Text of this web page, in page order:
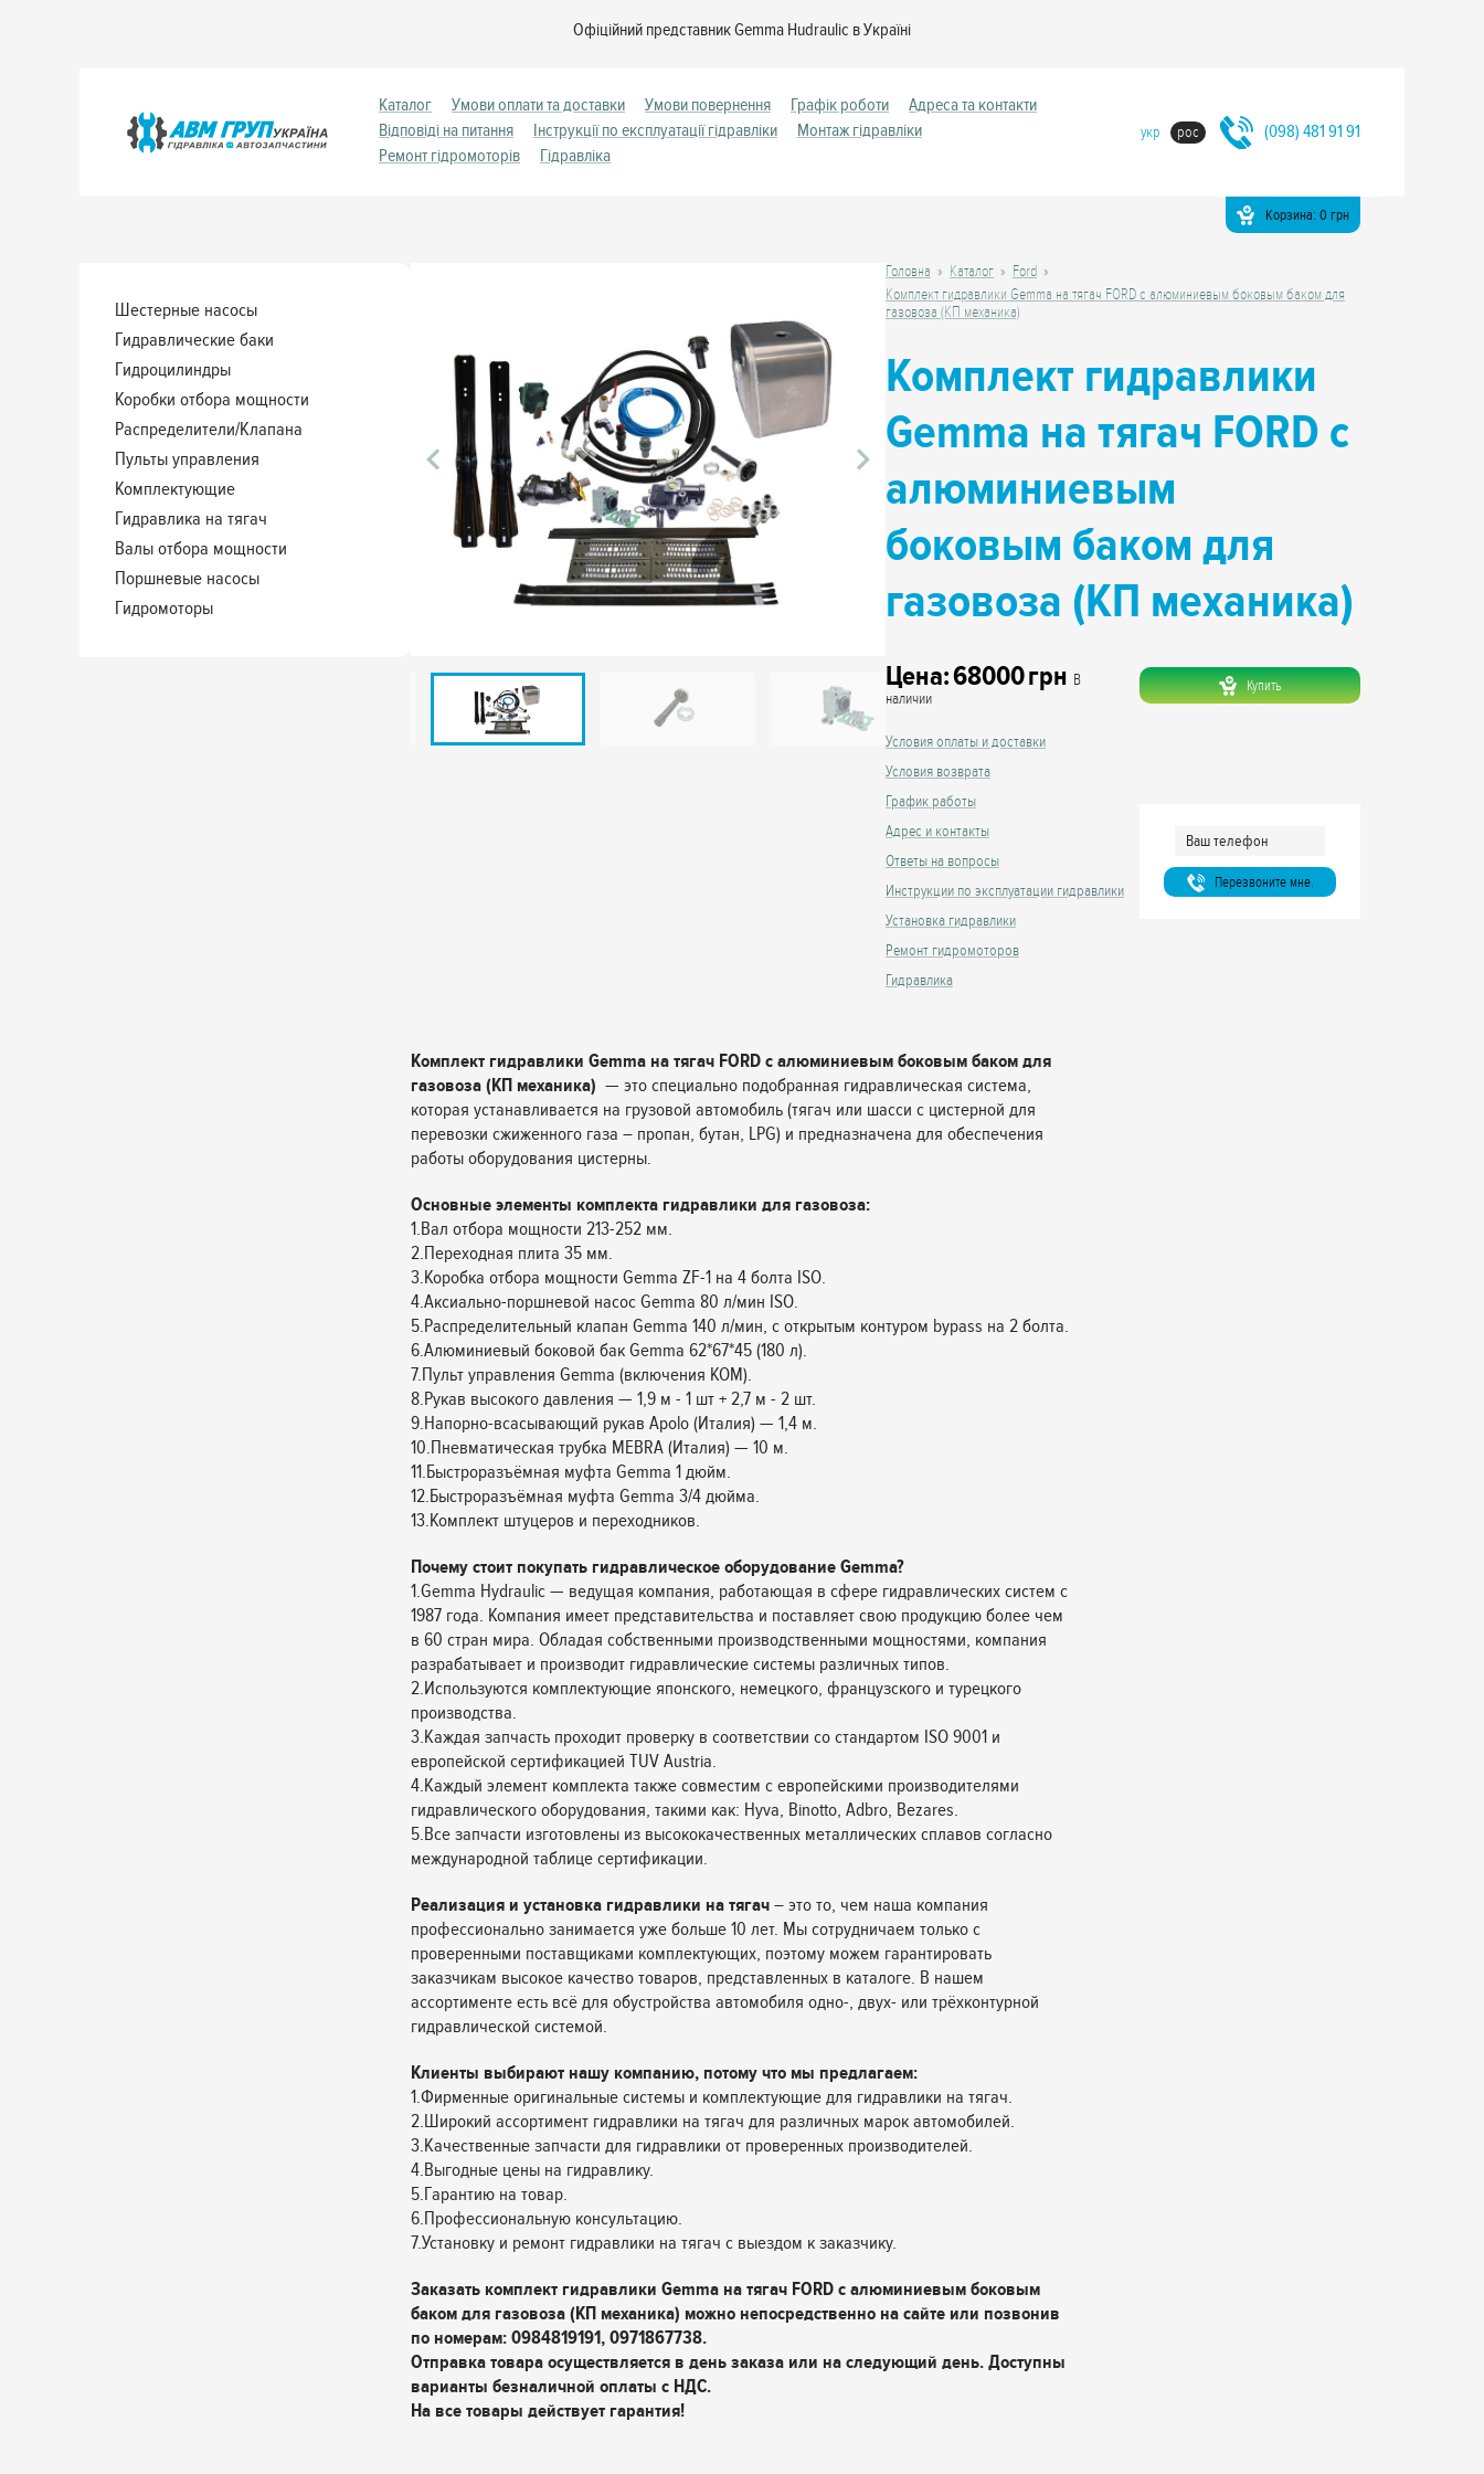
Офіційний представник Gemma Hudraulic в Україні
Каталог Умови оплати та доставки Умови повернення Графік роботи
Адреса та контакти
Відповіді на питання
Інструкції по експлуатації гідравліки
Монтаж гідравліки
Ремонт гідромоторів
Гідравліка
укр рос (098) 481 91 91
Корзина: 0 грн
Шестерные насосы
Гидравлические баки
Гидроцилиндры
Коробки отбора мощности
Распределители/Клапана
Пульты управления
Комплектующие
Гидравлика на тягач
Валы отбора мощности
Поршневые насосы
Гидромоторы
Головна Каталог
Ford
Комплект гидравлики Gemma на тягач FORD с алюминиевым боковым баком для
газовоза (КП механика)
Комплект гидравлики
Gemma на тягач FORD с
алюминиевым
боковым баком для
газовоза (КП механика)
Цена:68000грн В
наличии
Купить
Условия оплаты и доставки
Условия возврата
График работы
Адрес и контакты
Ответы на вопросы
Инструкции по эксплуатации гидравлики
Установка гидравлики
Ремонт гидромоторов
Гидравлика
Перезвоните мне.
Комплект гидравлики Gemma на тягач FORD с алюминиевым боковым баком для
газовоза (КП механика) — это специально подобранная гидравлическая система,
которая устанавливается на грузовой автомобиль (тягач или шасси с цистерной для
перевозки сжиженного газа – пропан, бутан, LPG) и предназначена для обеспечения
работы оборудования цистерны.
Основные элементы комплекта гидравлики для газовоза:
1.Вал отбора мощности 213-252 мм.
2.Переходная плита 35 мм.
3.Коробка отбора мощности Gemma ZF-1 на 4 болта ISO.
4.Аксиально-поршневой насос Gemma 80 л/мин ISO.
5.Распределительный клапан Gemma 140 л/мин, с открытым контуром bypass на 2 болта.
6.Алюминиевый боковой бак Gemma 62*67*45 (180 л).
7.Пульт управления Gemma (включения КОМ).
8.Рукав высокого давления — 1,9 м - 1 шт + 2,7 м - 2 шт.
9.Напорно-всасывающий рукав Apolo (Италия) — 1,4 м.
10.Пневматическая трубка MEBRA (Италия) — 10 м.
11.Быстроразъёмная муфта Gemma 1 дюйм.
12.Быстроразъёмная муфта Gemma 3/4 дюйма.
13.Комплект штуцеров и переходников.
Почему стоит покупать гидравлическое оборудование Gemma?
1.Gemma Hydraulic — ведущая компания, работающая в сфере гидравлических систем с
1987 года. Компания имеет представительства и поставляет свою продукцию более чем
в 60 стран мира. Обладая собственными производственными мощностями, компания
разрабатывает и производит гидравлические системы различных типов.
2.Используются комплектующие японского, немецкого, французского и турецкого
производства.
3.Каждая запчасть проходит проверку в соответствии со стандартом ISO 9001 и
европейской сертификацией TUV Austria.
4.Каждый элемент комплекта также совместим с европейскими производителями
гидравлического оборудования, такими как: Hyva, Binotto, Adbro, Bezares.
5.Все запчасти изготовлены из высококачественных металлических сплавов согласно
международной таблице сертификации.
Реализация и установка гидравлики на тягач – это то, чем наша компания
профессионально занимается уже больше 10 лет. Мы сотрудничаем только с
проверенными поставщиками комплектующих, поэтому можем гарантировать
заказчикам высокое качество товаров, представленных в каталоге. В нашем
ассортименте есть всё для обустройства автомобиля одно-, двух- или трёхконтурной
гидравлической системой.
Клиенты выбирают нашу компанию, потому что мы предлагаем:
1.Фирменные оригинальные системы и комплектующие для гидравлики на тягач.
2.Широкий ассортимент гидравлики на тягач для различных марок автомобилей.
3.Качественные запчасти для гидравлики от проверенных производителей.
4.Выгодные цены на гидравлику.
5.Гарантию на товар.
6.Профессиональную консультацию.
7.Установку и ремонт гидравлики на тягач с выездом к заказчику.
Заказать комплект гидравлики Gemma на тягач FORD с алюминиевым боковым
баком для газовоза (КП механика) можно непосредственно на сайте или позвонив
по номерам: 0984819191, 0971867738.
Отправка товара осуществляется в день заказа или на следующий день. Доступны
варианты безналичной оплаты с НДС.
На все товары действует гарантия!